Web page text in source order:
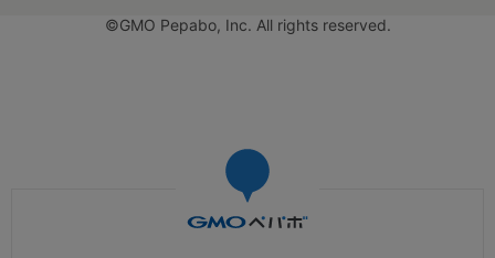
©GMO Pepabo, Inc. All rights reserved.